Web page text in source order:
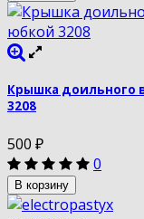
Крышка доильного
3208
500 ₽
0
В корзину